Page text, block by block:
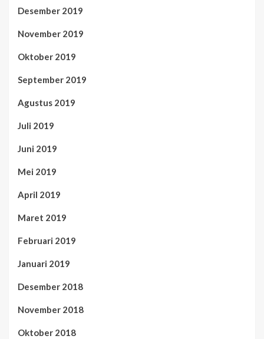
Desember 2019
November 2019
Oktober 2019
September 2019
Agustus 2019
Juli 2019
Juni 2019
Mei 2019
April 2019
Maret 2019
Februari 2019
Januari 2019
Desember 2018
November 2018
Oktober 2018